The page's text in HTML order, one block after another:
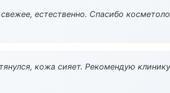
естественно. Спасибо
кожа сияет. Рекомендую